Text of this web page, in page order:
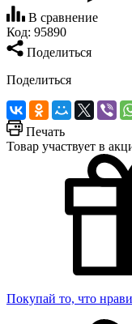
В сравнение
Код: 95890
Поделиться
Поделиться
Печать
Товар участвует в
Покупай то, что